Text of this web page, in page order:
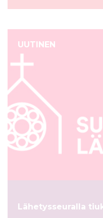
UUTINEN
Lähetysseuralla